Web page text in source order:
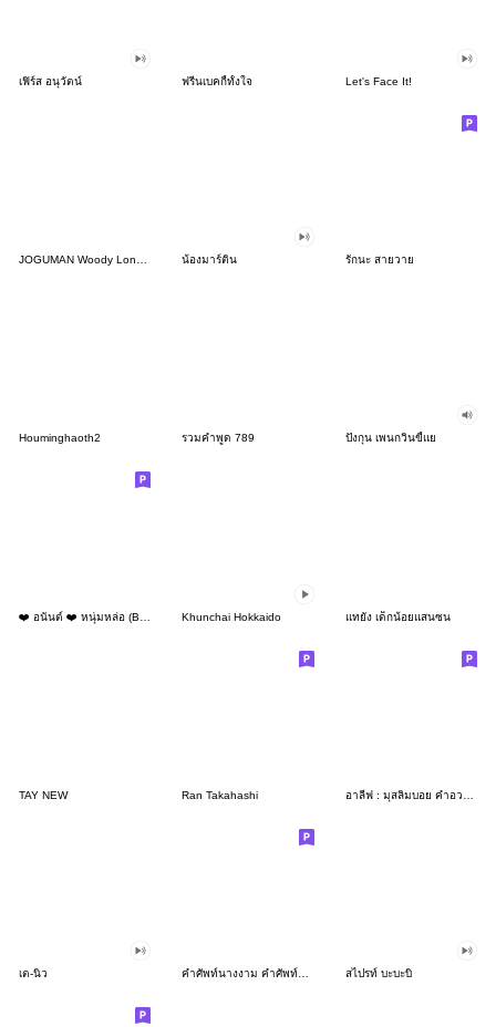
เฟิร์ส อนุวัตน์ ฟรีนเบคกี้ทั้งใจ Let's Face It!
น้องมาร์ติน รักนะ สายวาย
Houminghaoth2 รวมคำพูด 789 ปังกุน เพนกวินขี้แย
Khunchai Hokkaido แทยัง เด็กน้อยแสนซน
TAY NEW Ran Takahashi
เต-นิว คำศัพท์นางงาม คำศัพท์กะเทย สับๆๆ สไปรท์ บะบะบิ